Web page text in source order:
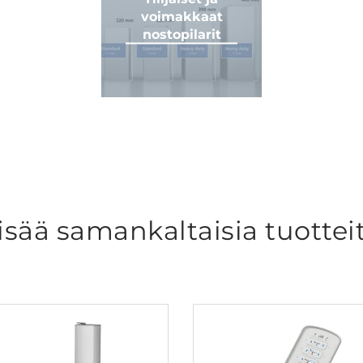
voimakkaat
nostopilarit
samankaltaisia